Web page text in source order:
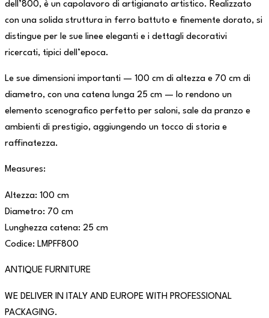
dell’800, è un capolavoro di artigianato artistico. Realizzato
con una solida struttura in ferro battuto e finemente dorato, si
distingue per le sue linee eleganti e i dettagli decorativi
ricercati, tipici dell’epoca.
Le sue dimensioni importanti — 100 cm di altezza e 70 cm di
diametro, con una catena lunga 25 cm — lo rendono un
elemento scenografico perfetto per saloni, sale da pranzo e
ambienti di prestigio, aggiungendo un tocco di storia e
raffinatezza.
Measures:
Altezza: 100 cm
Diametro: 70 cm
Lunghezza catena: 25 cm
Codice: LMPFF800
ANTIQUE FURNITURE
WE DELIVER IN ITALY AND EUROPE WITH PROFESSIONAL
PACKAGING.